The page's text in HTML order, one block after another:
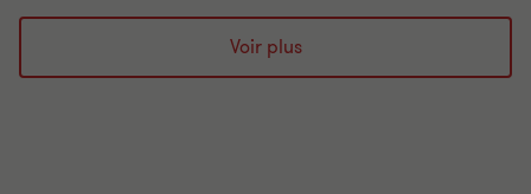
à
la
diapositive
à
la
diapositive
à
diapositive
Voir plus